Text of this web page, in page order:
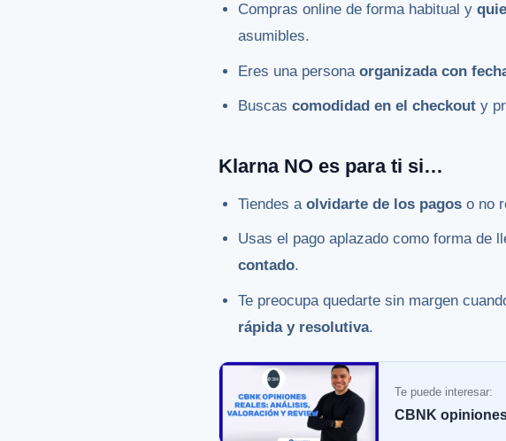
Compras online de forma habitual y
asumibles.
Eres una personaorganizada con
Buscascomodidad en el checkout y
Klarna NO es para ti si…
Tiendes aolvidarte de los pagos o no
Usas el pago aplazado como forma de
contado.
Te preocupa quedarte sin margen
rápida y resolutiva.
Te puede interesar:
CBNK